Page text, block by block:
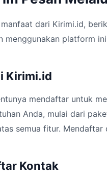
dari Kirimi.id,
menggunakan platform
Kirimi.id
mendaftar untuk
Anda, mulai dari
semua fitur.
Kontak